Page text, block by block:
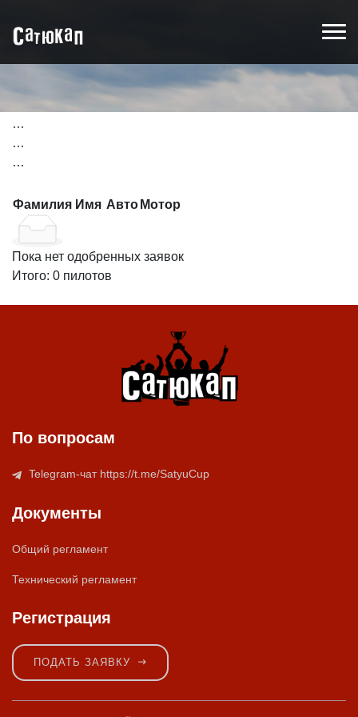
Фамилия Имя Авто Мотор
Пока нет одобренных заявок
Итого: 0 пилотов
По вопросам
Telegram-чат https://t.me/SatyuCup
Документы
Общий регламент
Технический регламент
Регистрация
ПОДАТЬ ЗАЯВКУ